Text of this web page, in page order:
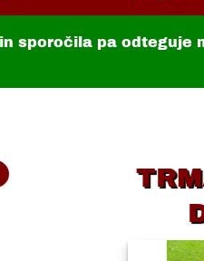
sporočila pa odteguje